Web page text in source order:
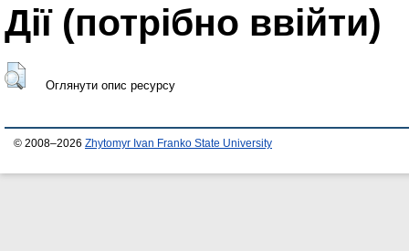
Дії ​​(потрібно ввійти)
Оглянути опис ресурсу
© 2008–2026 Zhytomyr Ivan Franko State University